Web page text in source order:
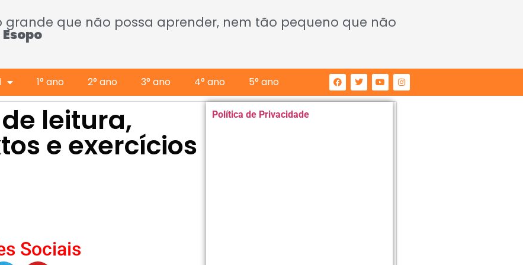
grande que não possa aprender, nem tão pequeno que não
Esopo
1° ano 2° ano 3° ano 4° ano 5° ano
leitura,
e exercícios
Sociais
Política de Privacidade